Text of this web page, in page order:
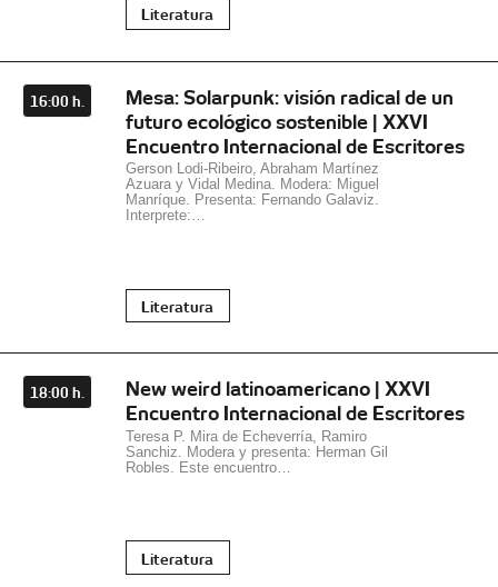
Literatura
16:00 h.
Mesa: Solarpunk: visión radical de un
futuro ecológico sostenible | XXVI
Encuentro Internacional de Escritores
Gerson Lodi-Ribeiro, Abraham Martínez
Azuara y Vidal Medina. Modera: Miguel
Manríque. Presenta: Fernando Galaviz.
Interprete:…
Literatura
18:00 h.
New weird latinoamericano | XXVI
Encuentro Internacional de Escritores
Teresa P. Mira de Echeverría, Ramiro
Sanchiz. Modera y presenta: Herman Gil
Robles. Este encuentro…
Literatura